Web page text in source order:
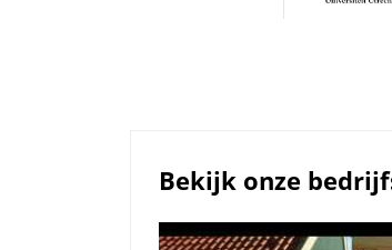
Bekijk onze